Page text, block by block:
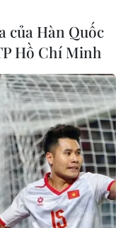
Suga mong
Nam
Bản Vũ Hồng
tỉnh Kanagawa,
trước khi ông này
của Hàn Quốc
Hồ Chí Minh